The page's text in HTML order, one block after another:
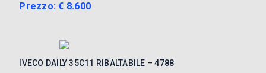
Prezzo: € 8.600
IVECO DAILY 35C11 RIBALTABILE – 4788